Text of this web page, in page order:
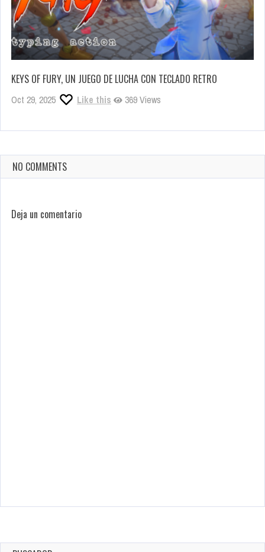
KEYS OF FURY, UN JUEGO DE LUCHA CON TECLADO RETRO
Oct 29, 2025 Like this 369 Views
NO COMMENTS
Deja un comentario